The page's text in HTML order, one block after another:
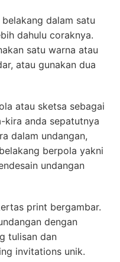
dalam satu
dahulu coraknya.
satu warna atau
atau gunakan dua
atau sketsa sebagai
kira anda sepatutnya
dalam undangan,
berpola yakni
undangan
print bergambar.
dengan
tulisan dan
invitations unik.